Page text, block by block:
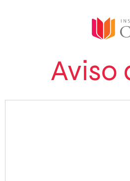
Aviso